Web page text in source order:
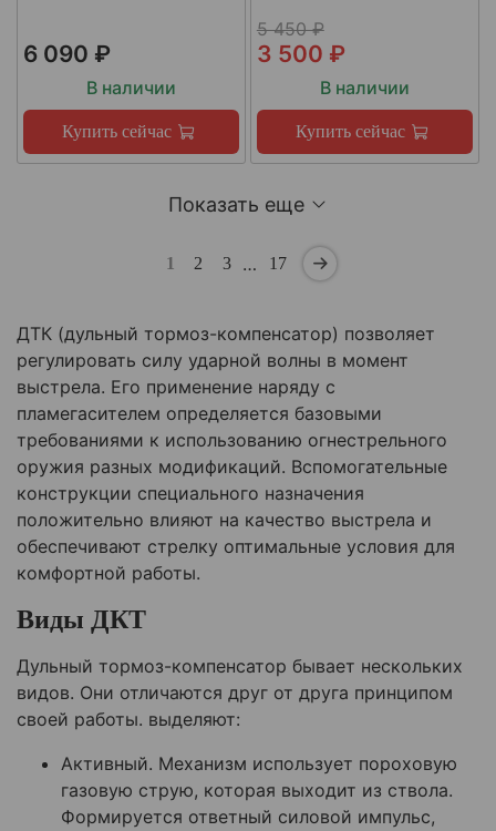
6 090 ₽
В наличии
Купить сейчас
5 450 ₽
3 500 ₽
В наличии
Купить сейчас
Показать еще
1 2 3 … 17
ДТК (дульный тормоз-компенсатор) позволяет
регулировать силу ударной волны в момент
выстрела. Его применение наряду с
пламегасителем определяется базовыми
требованиями к использованию огнестрельного
оружия разных модификаций. Вспомогательные
конструкции специального назначения
положительно влияют на качество выстрела и
обеспечивают стрелку оптимальные условия для
комфортной работы.
Виды ДКТ
Дульный тормоз-компенсатор бывает нескольких
видов. Они отличаются друг от друга принципом
своей работы. выделяют:
Активный. Механизм использует пороховую
газовую струю, которая выходит из ствола.
Формируется ответный силовой импульс,